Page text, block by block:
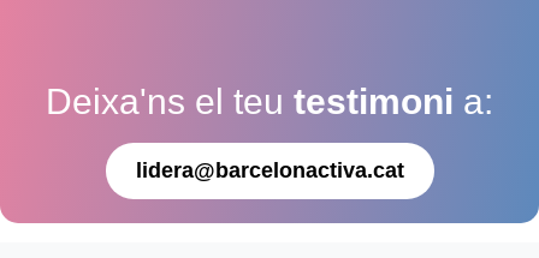
Deixa'ns el teu testimoni a:
lidera@barcelonactiva.cat